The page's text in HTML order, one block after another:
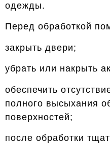
одежды.
Перед обработкой
закрыть двери;
убрать или накрыть
обеспечить
полного высыхания
поверхностей;
после обработки